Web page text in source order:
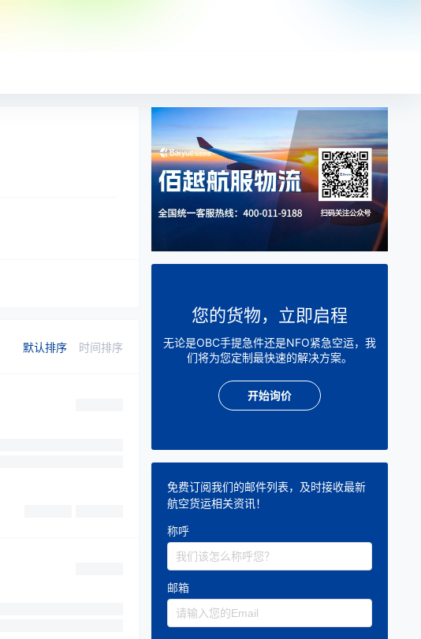
默认排序 时间排序
您的货物，立即启程
无论是OBC手提急件还是NFO紧急空运，我
们将为您定制最快速的解决方案。
开始询价
免费订阅我们的邮件列表，及时接收最新
航空货运相关资讯！
称呼
邮箱